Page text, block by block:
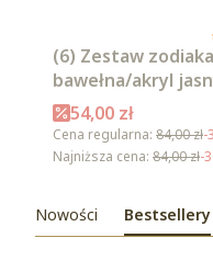
(6) Zestaw
bawełna/akryl jasny pomarańcz/ pomarańcz/
intensywna
malaga
Cena promocyjna
54,00 zł
Cena regularna: 84,00 zł-
Najniższa cena: 84,00 zł-
Nowości Bestsellery